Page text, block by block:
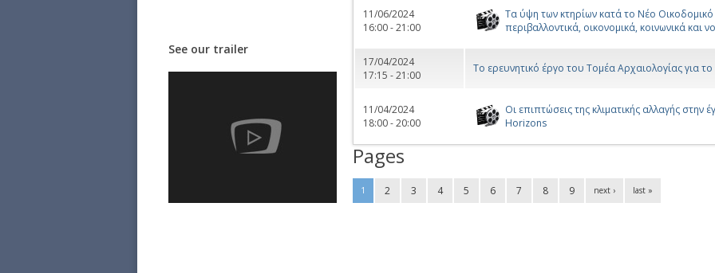
See our trailer
11/06/2024
16:00 - 21:00
Τα ύψη των κτηρίων κατά το Νέο
περιβαλλοντικά, οικονομικά, κοινωνικά και
17/04/2024
17:15 - 21:00
To ερευνητικό έργο του Τομέα Αρχαιολογίας για
11/04/2024
18:00 - 20:00
Οι επιπτώσεις της κλιματικής αλλαγής
Horizons
Pages
1 2 3 4 5 6 7 8 9 next › last »